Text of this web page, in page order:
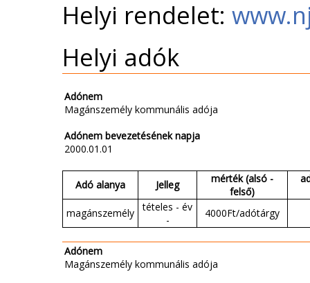
Helyi rendelet:
Helyi adók
Adónem
Magánszemély kommunális adója
Adónem bevezetésének napja
2000.01.01
Adó alanya Jelleg
mérték (alsó -
felső)
magánszemély
tételes - év
-
4000Ft/adótárgy
Adónem
Magánszemély kommunális adója